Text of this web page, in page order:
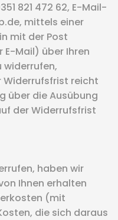
821 472 62, E-Mail-
mittels einer
mit der Post
E-Mail) über Ihren
widerrufen,
Widerrufsfrist reicht
über die Ausübung
der Widerrufsfrist
haben wir
Ihnen erhalten
(mit
die sich daraus